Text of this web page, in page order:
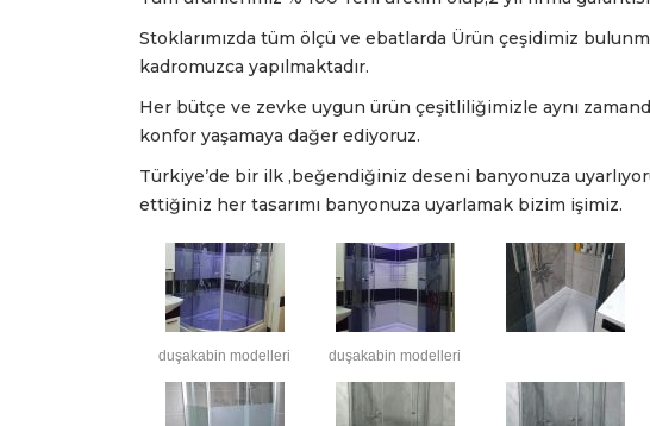
Stoklarımızda tüm ölçü ve ebatlarda Ürün çeşidimiz
kadromuzca yapılmaktadır.
Her bütçe ve zevke uygun ürün çeşitliliğimizle aynı
konfor yaşamaya dağer ediyoruz.
Türkiye’de bir ilk ,beğendiğiniz deseni banyonuza
ettiğiniz her tasarımı banyonuza uyarlamak bizim işimiz.
duşakabin modelleri duşakabin modelleri